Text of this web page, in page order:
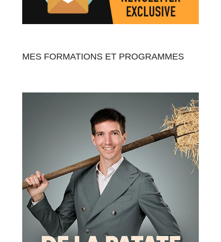
MES FORMATIONS ET PROGRAMMES